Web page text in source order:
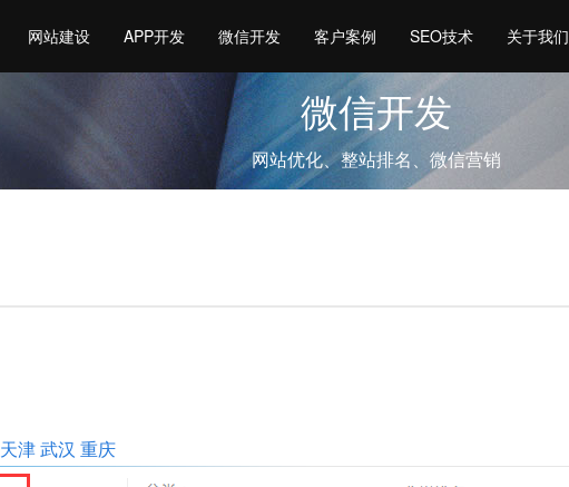
网站建设 APP开发 微信开发 客户案例 SEO技术 关于我们
微信开发
网站优化、整站排名、微信营销
天津武汉 重庆